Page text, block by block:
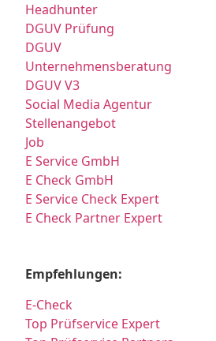
Headhunter
DGUV Prüfung
DGUV
Unternehmensberatung
DGUV V3
Social Media Agentur
Stellenangebot
Job
E Service GmbH
E Check GmbH
E Service Check Expert
E Check Partner Expert
Empfehlungen:
E-Check
Top Prüfservice Expert